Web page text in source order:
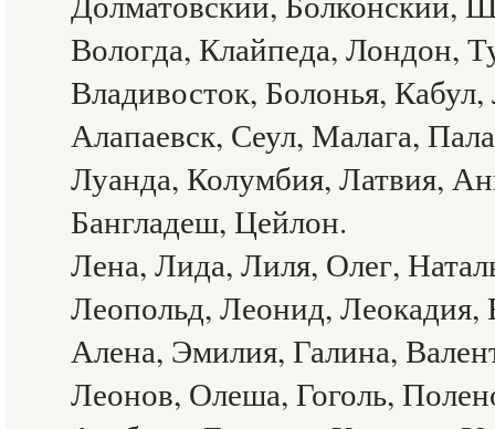
Вологда, Клайпеда, Лондон,
Владивосток, Болонья,
Алапаевск, Сеул, Малага,
Луанда, Колумбия, Латвия,
Бангладеш, Цейлон.
Лена, Лида, Лиля, Олег,
Леопольд, Леонид, Леокадия,
Алена, Эмилия, Галина,
Леонов, Олеша, Гоголь,